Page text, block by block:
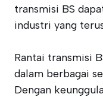
transmisi BS
industri yang
Rantai transmisi
dalam berbagai
Dengan